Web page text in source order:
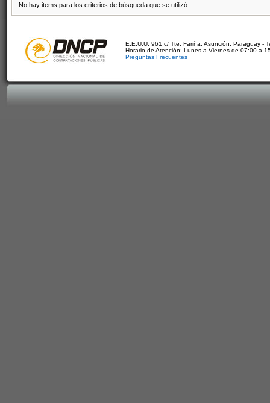
No hay items para los criterios de búsqueda que se utilizó.
E.E.U.U. 961 c/ Tte. Fariña. Asunción, Paraguay -
Horario de Atención: Lunes a Viernes de 07:00 a
Preguntas Frecuentes